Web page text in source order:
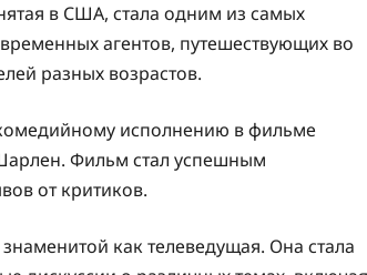
в США, стала одним из самых
агентов, путешествующих во
разных возрастов.
исполнению в фильме
Фильм стал успешным
от критиков.
как телеведущая. Она стала